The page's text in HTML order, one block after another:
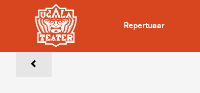
Repertuaar